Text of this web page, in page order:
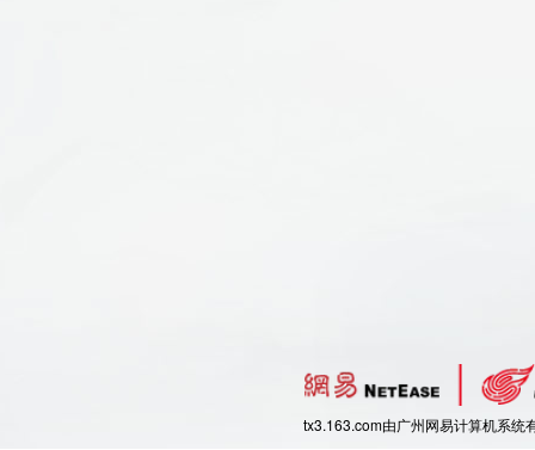
tx3.163.com由广州网易计算机系统